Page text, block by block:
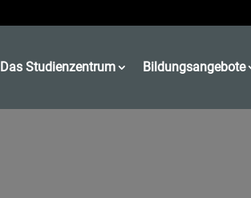
Das Studienzentrum Bildungsangebote